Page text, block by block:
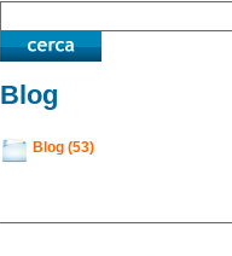
Blog
Blog (53)